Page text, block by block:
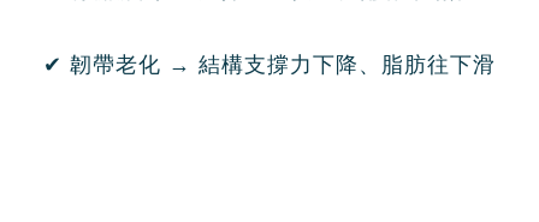
✔ 韌帶老化 → 結構支撐力下降、脂肪往下滑